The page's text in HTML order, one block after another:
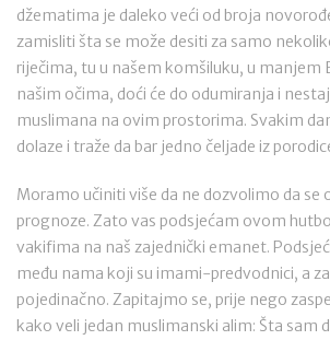
džematima je daleko veći od broja
zamisliti šta se može desiti za samo
riječima, tu u našem komšiluku, u manjem
našim očima, doći će do odumiranja i
muslimana na ovim prostorima. Svakim
dolaze i traže da bar jedno čeljade iz
Moramo učiniti više da ne dozvolimo da se
prognoze. Zato vas podsjećam ovom
vakifima na naš zajednički emanet.
među nama koji su imami-predvodnici, a
pojedinačno. Zapitajmo se, prije nego
kako veli jedan muslimanski alim: Šta sam